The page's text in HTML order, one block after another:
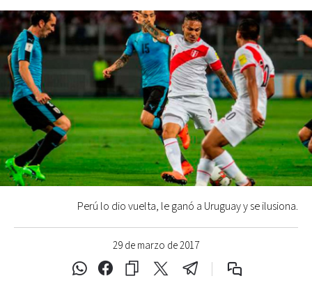
29 de marzo de 2017
Perú lo dio vuelta, le ganó a Uruguay y se ilusiona.